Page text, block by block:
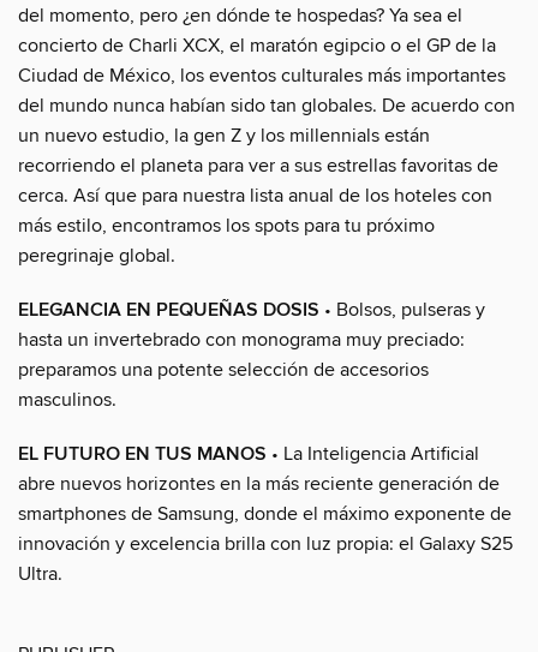
del momento, pero ¿en dónde te hospedas? Ya sea el
concierto de Charli XCX, el maratón egipcio o el GP de la
Ciudad de México, los eventos culturales más importantes
del mundo nunca habían sido tan globales. De acuerdo con
un nuevo estudio, la gen Z y los millennials están
recorriendo el planeta para ver a sus estrellas favoritas de
cerca. Así que para nuestra lista anual de los hoteles con
más estilo, encontramos los spots para tu próximo
peregrinaje global.
ELEGANCIA EN PEQUEÑAS DOSIS • Bolsos, pulseras y
hasta un invertebrado con monograma muy preciado:
preparamos una potente selección de accesorios
masculinos.
EL FUTURO EN TUS MANOS • La Inteligencia Artificial
abre nuevos horizontes en la más reciente generación de
smartphones de Samsung, donde el máximo exponente de
innovación y excelencia brilla con luz propia: el Galaxy S25
Ultra.